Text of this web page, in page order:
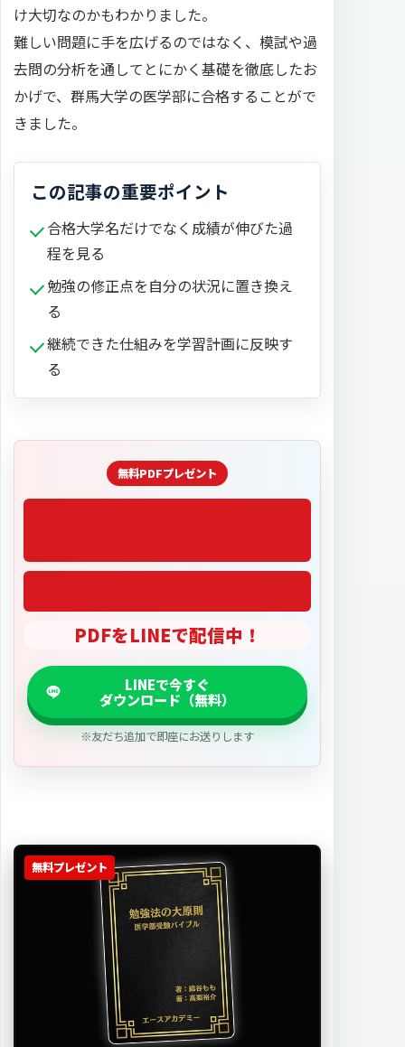
け大切なのかもわかりました。
難しい問題に手を広げるのではなく、模試や過
去問の分析を通してとにかく基礎を徹底したお
かげで、群馬大学の医学部に合格することがで
きました。
この記事の重要ポイント
合格大学名だけでなく成績が伸びた過
程を見る
勉強の修正点を自分の状況に置き換え
る
継続できた仕組みを学習計画に反映す
る
PDFをLINEで配信中！
※友だち追加で即座にお送りします
無料プレゼント